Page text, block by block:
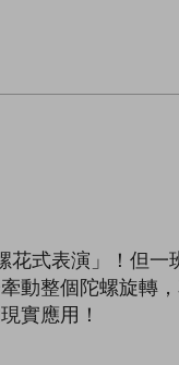
式表演」！但
動整個陀螺旋轉
實應用！